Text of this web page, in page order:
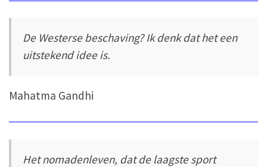
De Westerse beschaving? Ik denk dat het een
uitstekend idee is.
Mahatma Gandhi
Het nomadenleven, dat de laagste sport